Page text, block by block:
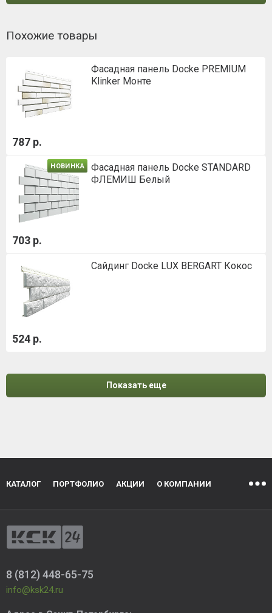
Похожие товары
Фасадная панель Docke PREMIUM
Klinker Монте
787 р.
НОВИНКА
Фасадная панель Docke STANDARD
ФЛЕМИШ Белый
703 р.
Сайдинг Docke LUX BERGART Кокос
524 р.
Показать еще
КАТАЛОГ ПОРТФОЛИО АКЦИИ О КОМПАНИИ
8 (812) 448-65-75
info@ksk24.ru